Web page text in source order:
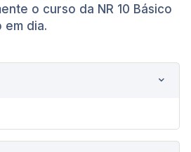
o curso da NR 10 Básico
dia.